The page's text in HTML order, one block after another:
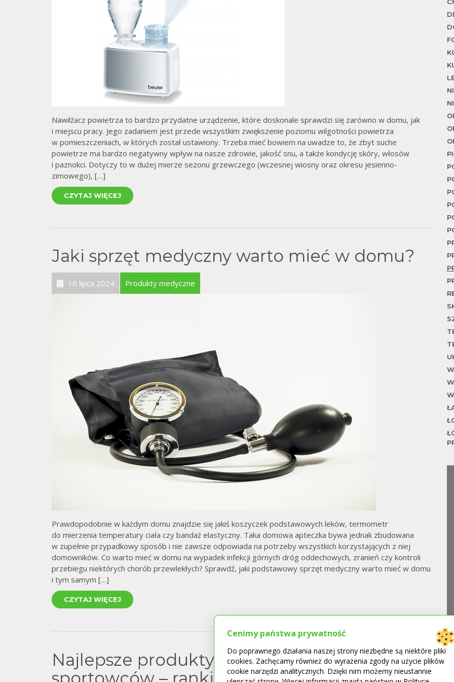
Nawilżacz powietrza to bardzo przydatne urządzenie, które doskonale sprawdzi się zarówno w domu, jak
i miejscu pracy. Jego zadaniem jest przede wszystkim zwiększenie poziomu wilgotności powietrza
w pomieszczeniach, w których został ustawiony. Trzeba mieć bowiem na uwadze to, że zbyt suche
powietrze ma bardzo negatywny wpływ na nasze zdrowie, jakość snu, a także kondycję skóry, włosów
i paznokci. Dotyczy to w dużej mierze sezonu grzewczego (wczesnej wiosny oraz okresu jesienno-
zimowego), […]
CZYTAJ WIĘCEJ
Jaki sprzęt medyczny warto mieć w domu?
16 lipca 2024 Produkty medyczne
Prawdopodobnie w każdym domu znajdzie się jakiś koszyczek podstawowych leków, termometr
do mierzenia temperatury ciała czy bandaż elastyczny. Taka domowa apteczka bywa jednak zbudowana
w zupełnie przypadkowy sposób i nie zawsze odpowiada na potrzeby wszystkich korzystających z niej
domowników. Co warto mieć w domu na wypadek infekcji górnych dróg oddechowych, zranień czy kontroli
przebiegu niektórych chorób przewlekłych? Sprawdź, jaki podstawowy sprzęt medyczny warto mieć w domu
i tym samym […]
CZYTAJ WIĘCEJ
Najlepsze produkty kompresyjne dla
sportowców – ranking TOP 3
Cenimy państwa prywatność
Do poprawnego działania naszej strony niezbędne są niektóre pliki
cookies. Zachęcamy również do wyrażenia zgody na użycie plików
cookie narzędzi analitycznych. Dzięki nim możemy nieustannie